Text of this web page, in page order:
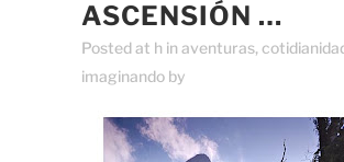
ASCENSIÓN …
Posted at h in aventuras,
imaginando by